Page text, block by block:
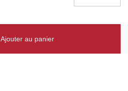
Ajouter au panier